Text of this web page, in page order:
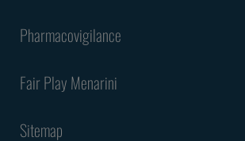
Pharmacovigilance
Fair Play Menarini
Sitemap